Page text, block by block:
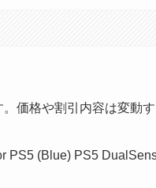
価格や割引内容は変動す
PS5 (Blue) PS5